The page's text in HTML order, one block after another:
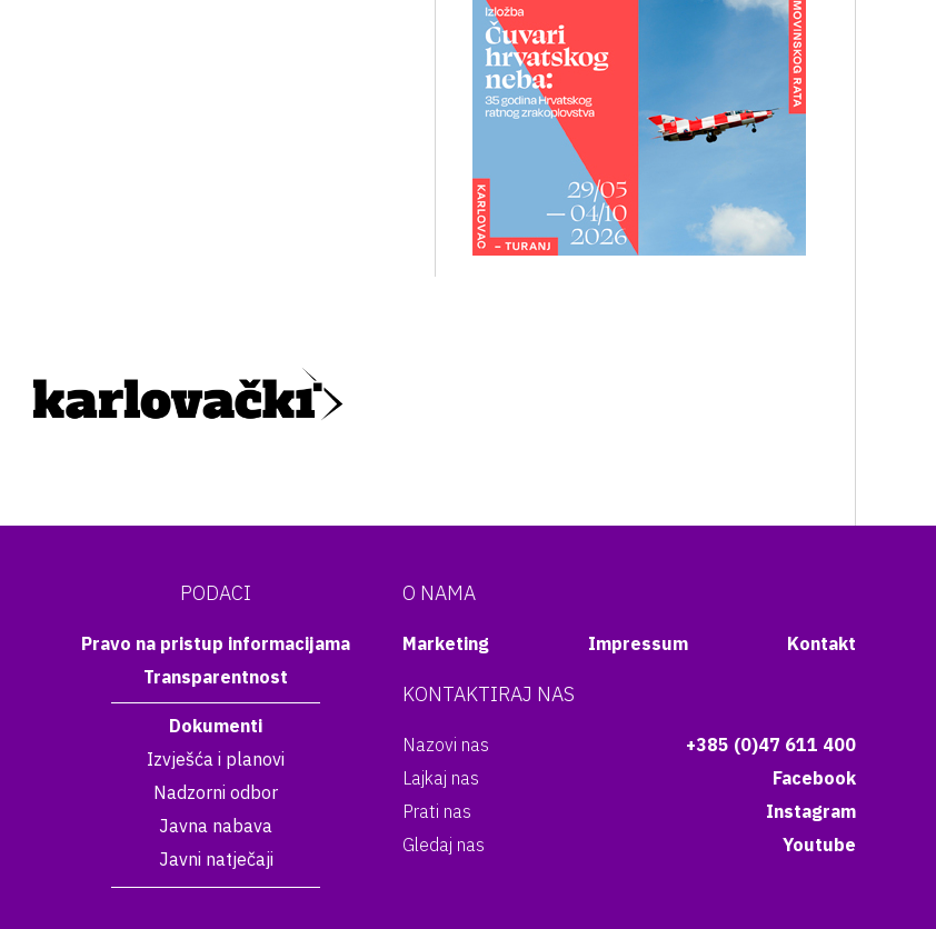
PODACI
Pravo na pristup informacijama
Transparentnost
Dokumenti
Izvješća i planovi
Nadzorni odbor
Javna nabava
Javni natječaji
O NAMA
Marketing Impressum Kontakt
KONTAKTIRAJ NAS
Nazovi nas
+385 (0)47 611 400
Lajkaj nas
Facebook
Prati nas
Instagram
Gledaj nas
Youtube